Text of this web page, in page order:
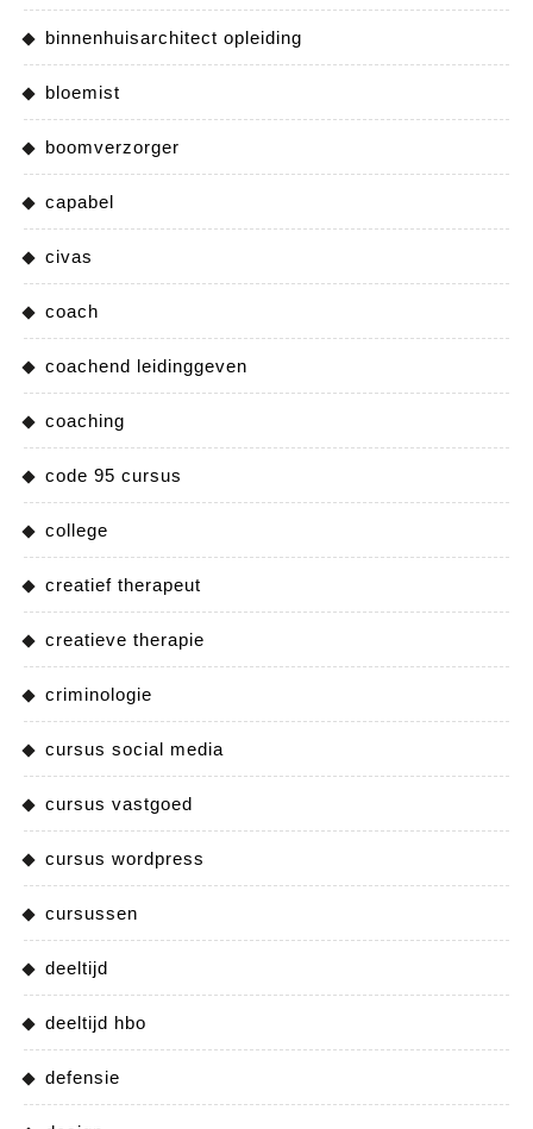
binnenhuisarchitect opleiding
bloemist
boomverzorger
capabel
civas
coach
coachend leidinggeven
coaching
code 95 cursus
college
creatief therapeut
creatieve therapie
criminologie
cursus social media
cursus vastgoed
cursus wordpress
cursussen
deeltijd
deeltijd hbo
defensie